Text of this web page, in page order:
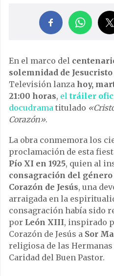
En el marco del
solemnidad de
Televisión lanza hoy,
21:00 horas, el tráiler
docudrama titulado
Corazón».
La obra conmemora los
proclamación de esta
Pío XI en 1925, quien al
consagración del
Corazón de Jesús, una
arraigada en la
consagración había sido
por León XIII, inspirado
Corazón de Jesús a Sor
religiosa de las Hermanas
Caridad del Buen Pastor.